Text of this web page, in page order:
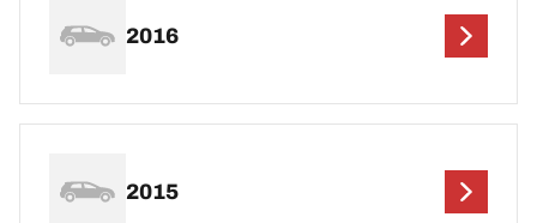
2016
2015